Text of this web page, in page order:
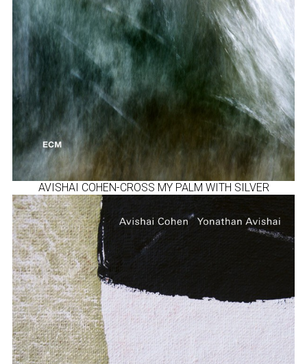
AVISHAI COHEN-CROSS MY PALM WITH SILVER